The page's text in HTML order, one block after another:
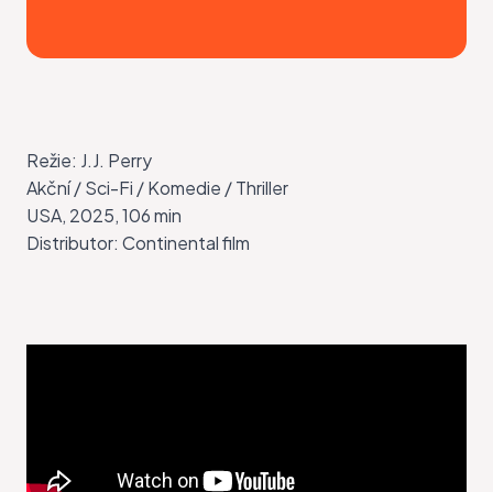
Režie: J.J. Perry
Akční / Sci-Fi / Komedie / Thriller
USA, 2025, 106 min
Distributor: Continental film